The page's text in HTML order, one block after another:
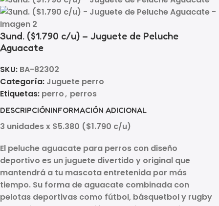
3und. ($1.790 c/u) – Juguete de Peluche
Aguacate
SKU: BA-82302
Categoría: Juguete perro
Etiquetas: perro, perros
DESCRIPCIÓNINFORMACIÓN ADICIONAL
3 unidades x $5.380 ($1.790 c/u)
El peluche aguacate para perros con diseño
deportivo es un juguete divertido y original que
mantendrá a tu mascota entretenida por más
tiempo. Su forma de aguacate combinada con
pelotas deportivas como fútbol, básquetbol y rugby